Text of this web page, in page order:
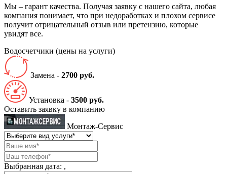
Мы – гарант качества. Получая заявку с нашего сайта, любая
компания понимает, что при недоработках и плохом сервисе
получит отрицательный отзыв или претензию, которые
увидят все.
Водосчетчики (цены на услуги)
Замена - 2700 руб.
Установка - 3500 руб.
Оставить заявку в компанию
Монтаж-Сервис
Выбранная дата: ,